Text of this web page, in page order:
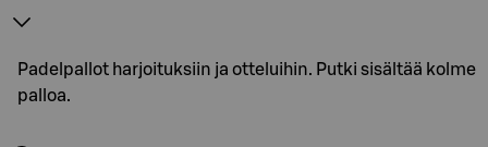
Padelpallot harjoituksiin ja otteluihin. Putki sisältää kolme
palloa.